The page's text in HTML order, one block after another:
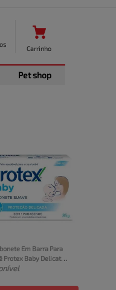
Carrinho
Pet shop
Em Barra Para
Protex Baby Delicate
85g